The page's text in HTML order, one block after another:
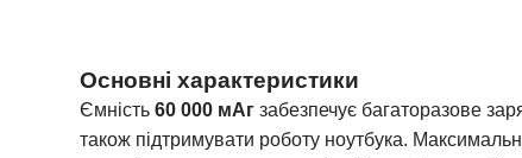
Основні характеристики
Ємність 60 000 мАг забезпечує багаторазове
також підтримувати роботу ноутбука.